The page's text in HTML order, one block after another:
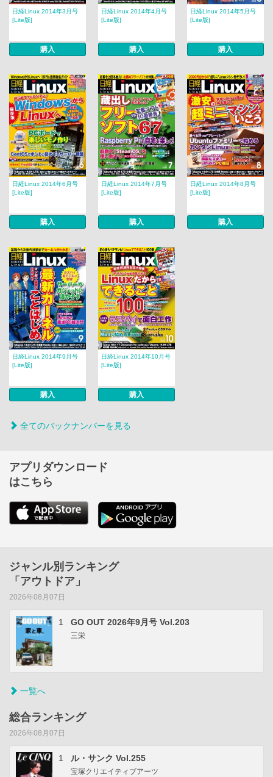
日経Linux 2014年3月号
[Lite版]
購入
日経Linux 2014年4月号
[Lite版]
購入
日経Linux 2014年5月号
[Lite版]
購入
日経Linux 2014年6月号
[Lite版]
購入
日経Linux 2014年7月号
[Lite版]
購入
日経Linux 2014年8月号
[Lite版]
購入
日経Linux 2014年9月号
[Lite版]
購入
日経Linux 2014年10月号
[Lite版]
購入
全てのバックナンバーを見る
アプリダウンロード
はこちら
ジャンル別ランキング
「アウトドア」
2026年08月07日
1 GO OUT 2026年9月号 Vol.203
三栄
一覧へ
総合ランキング
2026年08月07日
1 ル・サンク Vol.255
宝塚クリエイティブアーツ